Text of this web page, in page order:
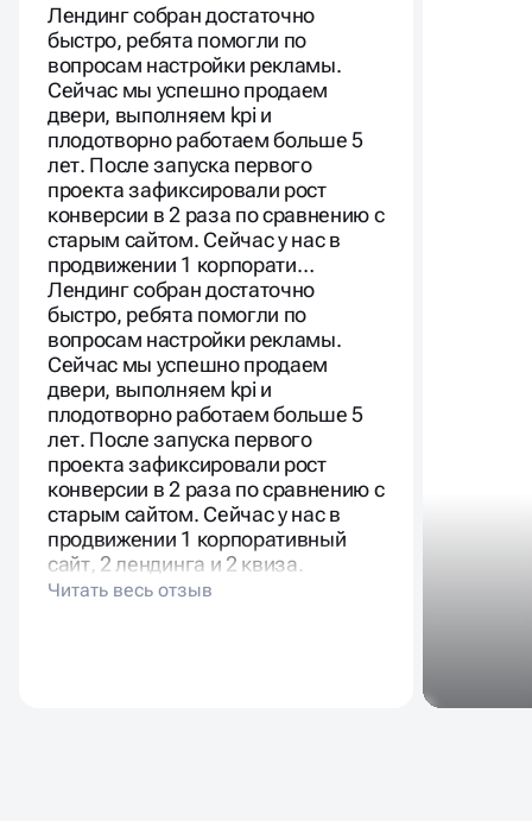
Лендинг собран достаточно
быстро, ребята помогли по
вопросам настройки рекламы.
Сейчас мы успешно продаем
двери, выполняем kpi и
плодотворно работаем больше 5
лет. После запуска первого
проекта зафиксировали рост
конверсии в 2 раза по сравнению с
старым сайтом. Сейчас у нас в
продвижении 1 корпорати…
Лендинг собран достаточно
быстро, ребята помогли по
вопросам настройки рекламы.
Сейчас мы успешно продаем
двери, выполняем kpi и
плодотворно работаем больше 5
лет. После запуска первого
проекта зафиксировали рост
конверсии в 2 раза по сравнению с
старым сайтом. Сейчас у нас в
продвижении 1 корпоративный
сайт, 2 лендинга и 2 квиза.